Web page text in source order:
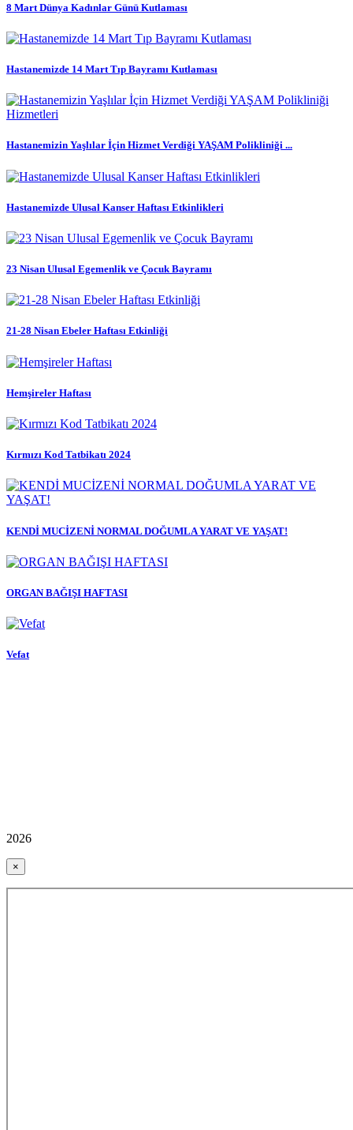
8 Mart Dünya Kadınlar Günü Kutlaması
Hastanemizde 14 Mart Tıp Bayramı Kutlaması
Hastanemizin Yaşlılar İçin Hizmet Verdiği YAŞAM Polikliniği ...
Hastanemizde Ulusal Kanser Haftası Etkinlikleri
23 Nisan Ulusal Egemenlik ve Çocuk Bayramı
21-28 Nisan Ebeler Haftası Etkinliği
Hemşireler Haftası
Kırmızı Kod Tatbikatı 2024
KENDİ MUCİZENİ NORMAL DOĞUMLA YARAT VE YAŞAT!
ORGAN BAĞIŞI HAFTASI
Vefat
2026
×